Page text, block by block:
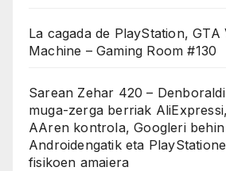
La cagada de PlayStation, GTA
Machine – Gaming Room #130
Sarean Zehar 420 –
muga-zerga berriak
AAren kontrola, Googleri
Androidengatik eta
fisikoen amaiera